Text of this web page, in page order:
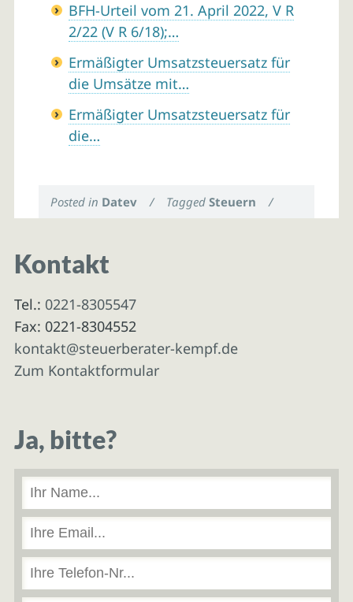
BFH-Urteil vom 21. April 2022, V R
2/22 (V R 6/18);…
Ermäßigter Umsatzsteuersatz für
die Umsätze mit…
Ermäßigter Umsatzsteuersatz für
die…
Posted in Datev / TaggedSteuern /
Kontakt
Tel.: 0221-8305547
Fax: 0221-8304552
kontakt@steuerberater-kempf.de
Zum Kontaktformular
Ja, bitte?